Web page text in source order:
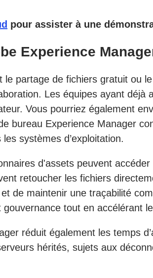
pour assister à une
Experience
le partage de fichiers gratuit ou
Les équipes ayant
Vous pourriez également
bureau Experience Manager
systèmes d’exploitation.
d'assets peuvent accéder
retoucher les fichiers
et de maintenir une traçabilité
tout en accélérant
réduit également les temps
hérités, sujets aux